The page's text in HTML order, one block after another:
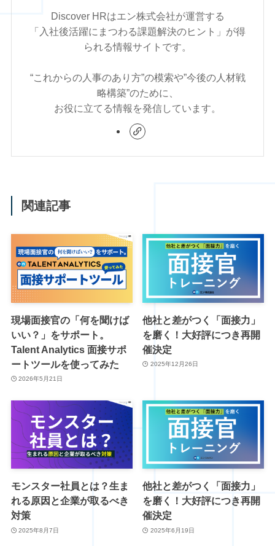
Discover HRはエン株式会社が運営する
「入社後活躍にまつわる課題解決のヒント」が得
られる情報サイトです。
“これからの人事のあり方”の模索や”今後の人材戦
略構築”のために、
お役に立てる情報を発信しています。
関連記事
現場面接官の「何を聞けば
いい？」をサポート。
Talent Analytics 面接サポ
ートツールを使ってみた
2026年5月21日
他社と差がつく「面接力」
を磨く！大好評につき再開
催決定
2025年12月26日
モンスター社員とは？生ま
れる原因と企業が取るべき
対策
2025年8月7日
他社と差がつく「面接力」
を磨く！大好評につき再開
催決定
2025年6月19日